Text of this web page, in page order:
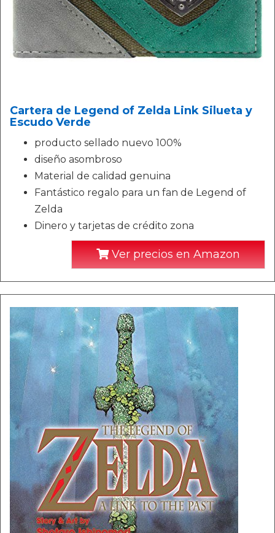
Cartera de Legend of Zelda Link Silueta y
Escudo Verde
producto sellado nuevo 100%
diseño asombroso
Material de calidad genuina
Fantástico regalo para un fan de Legend of
Zelda
Dinero y tarjetas de crédito zona
Ver precios en Amazon